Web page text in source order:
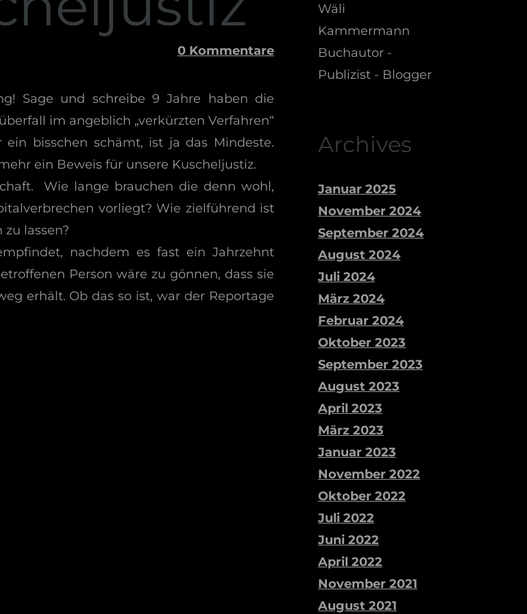
0 Kommentare
Sage und schreibe 9 Jahre haben die
im angeblich „verkürzten Verfahren“
ein bisschen schämt, ist ja das Mindeste.
ein Beweis für unsere Kuscheljustiz.
Wie lange brauchen die denn wohl,
vorliegt? Wie zielführend ist
lassen?
nachdem es fast ein Jahrzehnt
Person wäre zu gönnen, dass sie
erhält. Ob das so ist, war der Reportage
Wäli
Kammermann
Buchautor -
Publizist - Blogger
Archives
Januar 2025
November 2024
September 2024
August 2024
Juli 2024
März 2024
Februar 2024
Oktober 2023
September 2023
August 2023
April 2023
März 2023
Januar 2023
November 2022
Oktober 2022
Juli 2022
Juni 2022
April 2022
November 2021
August 2021